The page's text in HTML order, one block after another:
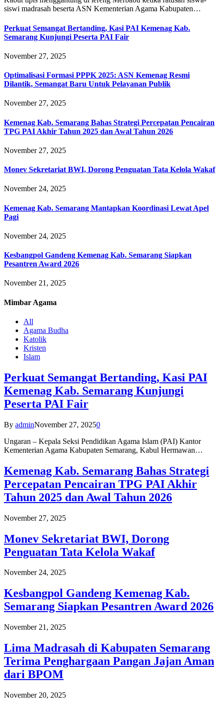
siswi madrasah beserta ASN Kementerian Agama Kabupaten…
Perkuat Semangat Bertanding, Kasi PAI Kemenag Kab.
Semarang Kunjungi Peserta PAI Fair
November 27, 2025
Optimalisasi Formasi PPPK 2025: ASN Kemenag Resmi
Dilantik, Semangat Baru Untuk Pelayanan Publik
November 27, 2025
Kemenag Kab. Semarang Bahas Strategi Percepatan Pencairan
TPG PAI Akhir Tahun 2025 dan Awal Tahun 2026
November 27, 2025
Monev Sekretariat BWI, Dorong Penguatan Tata Kelola Wakaf
November 24, 2025
Kemenag Kab. Semarang Mantapkan Koordinasi Lewat Apel
Pagi
November 24, 2025
Kesbangpol Gandeng Kemenag Kab. Semarang Siapkan
Pesantren Award 2026
November 21, 2025
Mimbar Agama
All
Agama Budha
Katolik
Kristen
Islam
Perkuat Semangat Bertanding, Kasi PAI
Kemenag Kab. Semarang Kunjungi
Peserta PAI Fair
By adminNovember 27, 20250
Ungaran – Kepala Seksi Pendidikan Agama Islam (PAI) Kantor
Kementerian Agama Kabupaten Semarang, Kabul Hermawan…
Kemenag Kab. Semarang Bahas Strategi
Percepatan Pencairan TPG PAI Akhir
Tahun 2025 dan Awal Tahun 2026
November 27, 2025
Monev Sekretariat BWI, Dorong
Penguatan Tata Kelola Wakaf
November 24, 2025
Kesbangpol Gandeng Kemenag Kab.
Semarang Siapkan Pesantren Award 2026
November 21, 2025
Lima Madrasah di Kabupaten Semarang
Terima Penghargaan Pangan Jajan Aman
dari BPOM
November 20, 2025